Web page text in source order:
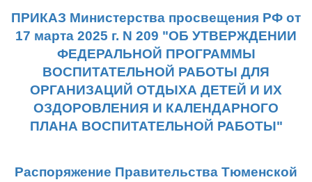
ПРИКАЗ Министерства просвещения РФ от
17 марта 2025 г. N 209 "ОБ УТВЕРЖДЕНИИ
ФЕДЕРАЛЬНОЙ ПРОГРАММЫ
ВОСПИТАТЕЛЬНОЙ РАБОТЫ ДЛЯ
ОРГАНИЗАЦИЙ ОТДЫХА ДЕТЕЙ И ИХ
ОЗДОРОВЛЕНИЯ И КАЛЕНДАРНОГО
ПЛАНА ВОСПИТАТЕЛЬНОЙ РАБОТЫ"
Распоряжение Правительства Тюменской